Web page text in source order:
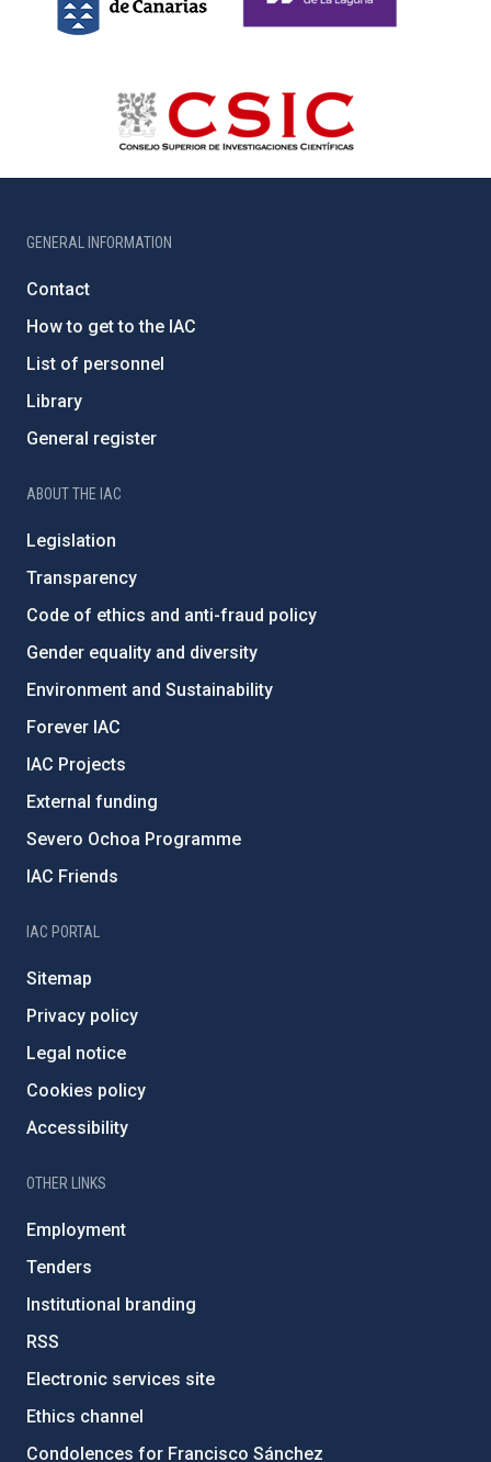
GENERAL INFORMATION
Contact
How to get to the IAC
List of personnel
Library
General register
ABOUT THE IAC
Legislation
Transparency
Code of ethics and anti-fraud policy
Gender equality and diversity
Environment and Sustainability
Forever IAC
IAC Projects
External funding
Severo Ochoa Programme
IAC Friends
IAC PORTAL
Sitemap
Privacy policy
Legal notice
Cookies policy
Accessibility
OTHER LINKS
Employment
Tenders
Institutional branding
RSS
Electronic services site
Ethics channel
Condolences for Francisco Sánchez